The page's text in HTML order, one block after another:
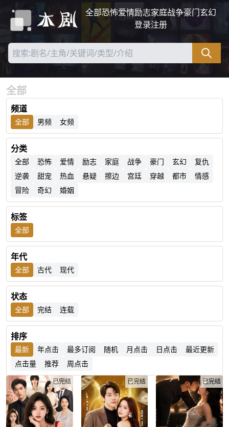
全部恐怖爱情励志家庭战争豪门玄幻
登录注册
全部
频道
全部 男频 女频
分类
全部 恐怖 爱情 励志 家庭 战争 豪门 玄幻
复仇
逆袭
甜宠 热血 悬疑 擦边 宫廷 穿越 都市
情感
冒险
奇幻 婚姻
标签
全部
年代
全部 古代 现代
状态
全部 完结 连载
排序
最新 年点击 最多订阅 随机 月点击 日点击
最近更新
点击量
推荐 周点击
已完结 已完结 已完结